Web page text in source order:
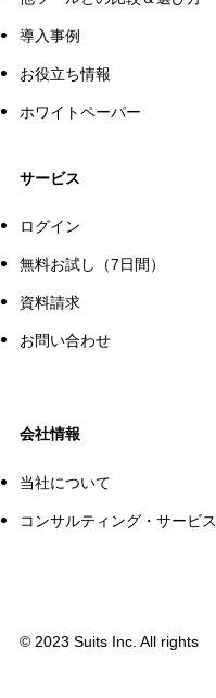
導入事例
お役立ち情報
ホワイトペーパー
サービス
ログイン
無料お試し（7日間）
資料請求
お問い合わせ
会社情報
当社について
コンサルティング・サービス
©2023 Suits Inc. All rights